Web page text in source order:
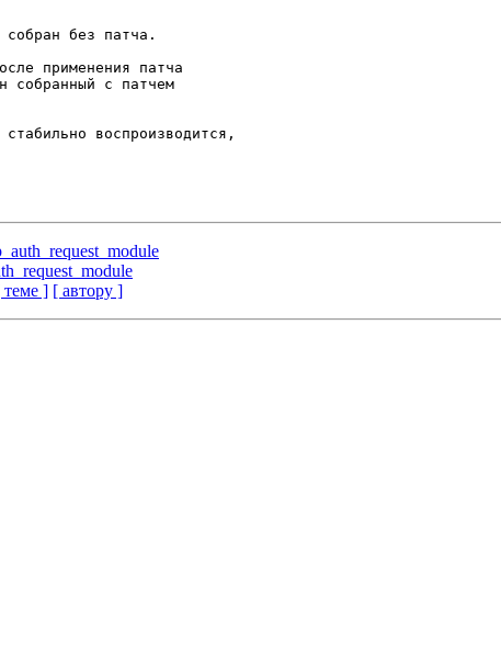
без патча.
применения патча
собранный с патчем
воспроизводится,
теме ] [ автору ]